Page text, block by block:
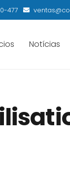
477
Notícias